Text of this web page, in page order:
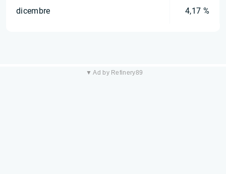
dicembre 4,17 %
▼ Ad by Refinery89